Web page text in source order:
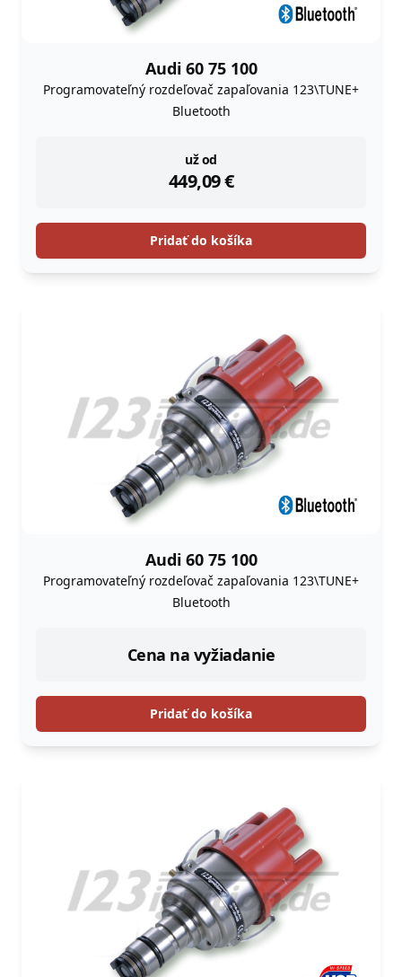
Audi 60 75 100
Programovateľný rozdeľovač zapaľovania 123\TUNE+
Bluetooth
už od
449,09€
instock
Pridať do košíka
Audi 60 75 100
Programovateľný rozdeľovač zapaľovania 123\TUNE+
Bluetooth
Cena na vyžiadanie
Pridať do košíka